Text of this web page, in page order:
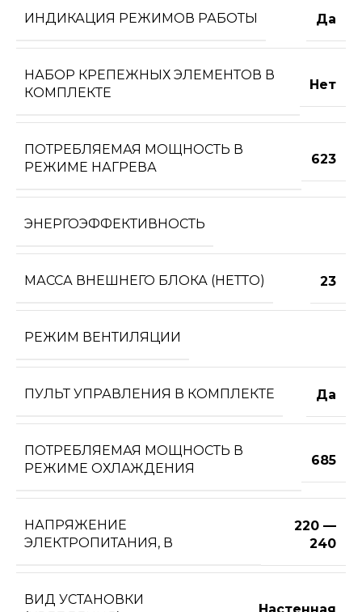
ИНДИКАЦИЯ РЕЖИМОВ РАБОТЫ Да
НАБОР КРЕПЕЖНЫХ ЭЛЕМЕНТОВ В
КОМПЛЕКТЕ
Нет
ПОТРЕБЛЯЕМАЯ МОЩНОСТЬ В
РЕЖИМЕ НАГРЕВА
623
ЭНЕРГОЭФФЕКТИВНОСТЬ
МАССА ВНЕШНЕГО БЛОКА (НЕТТО) 23
РЕЖИМ ВЕНТИЛЯЦИИ
ПУЛЬТ УПРАВЛЕНИЯ В КОМПЛЕКТЕ Да
ПОТРЕБЛЯЕМАЯ МОЩНОСТЬ В
РЕЖИМЕ ОХЛАЖДЕНИЯ
685
НАПРЯЖЕНИЕ
ЭЛЕКТРОПИТАНИЯ, В
220 —
240
ВИД УСТАНОВКИ